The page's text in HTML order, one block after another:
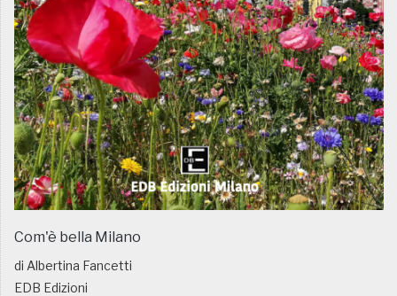
Com'è bella Milano
di Albertina Fancetti
EDB Edizioni